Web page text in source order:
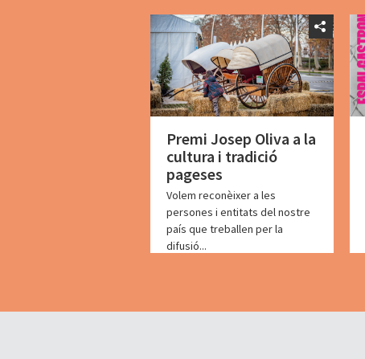
Premi Josep Oliva a la
cultura i tradició
pageses
Volem reconèixer a les
persones i entitats del nostre
país que treballen per la
difusió...